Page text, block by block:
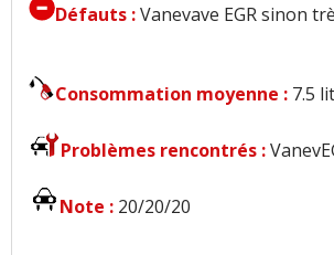
Défauts :Vanevave EGR sinon
Consommation moyenne : 7.5
Problèmes rencontrés :
Note : 20/20/20